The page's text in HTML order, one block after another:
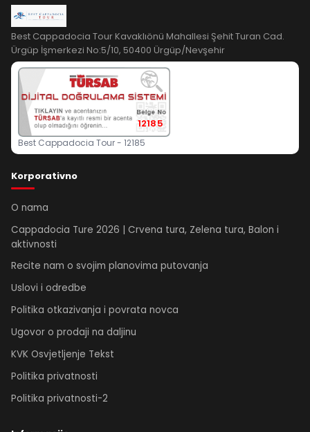
Best Cappadocia Tour Kavaklıönü Mahallesi Şehit Turan Cad.
Ürgüp İşmerkezi No:5/10, 50400 Ürgüp/Nevşehir
12185
Best Cappadocia Tour - 12185
Korporativno
O nama
Cappadocia Ture 2026 | Crvena tura, Zelena tura, Balon i
aktivnosti
Recite nam o svojim planovima putovanja
Uslovi i odredbe
Politika otkazivanja i povrata novca
Ugovor o prodaji na daljinu
KVK Osvjetljenje Tekst
Politika privatnosti
Politika privatnosti-2